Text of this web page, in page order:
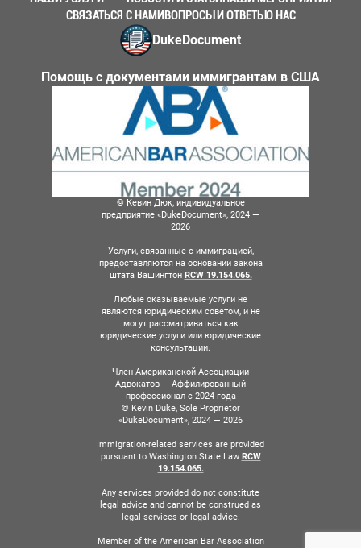
СВЯЗАТЬСЯ С НАМИВОПРОСЫ И ОТВЕТЫО НАС
DukeDocument
Помощь с документами иммигрантам в США
© Кевин Дюк, индивидуальное
предприятие «DukeDocument», 2024 —
2026
Услуги, связанные с иммиграцией,
предоставляются на основании закона
штата Вашингтон RCW 19.154.065.
Любые оказываемые услуги не
являются юридическим советом, и не
могут рассматриваться как
юридические услуги или юридические
консультации.
Член Американской Ассоциации
Адвокатов — Аффилированный
профессионал с 2024 года
© Kevin Duke, Sole Proprietor
«DukeDocument», 2024 — 2026
Immigration-related services are provided
pursuant to Washington State Law RCW
19.154.065.
Any services provided do not constitute
legal advice and cannot be construed as
legal services or legal advice.
Member of the American Bar Association